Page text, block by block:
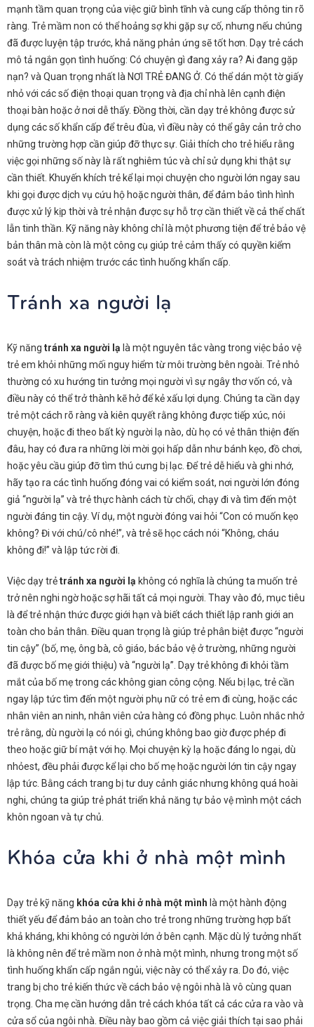
mạnh tầm quan trọng của việc giữ bình tĩnh và cung cấp thông tin rõ
ràng. Trẻ mầm non có thể hoảng sợ khi gặp sự cố, nhưng nếu chúng
đã được luyện tập trước, khả năng phản ứng sẽ tốt hơn. Dạy trẻ cách
mô tả ngắn gọn tình huống: Có chuyện gì đang xảy ra? Ai đang gặp
nạn? và Quan trọng nhất là NƠI TRẺ ĐANG Ở. Có thể dán một tờ giấy
nhỏ với các số điện thoại quan trọng và địa chỉ nhà lên cạnh điện
thoại bàn hoặc ở nơi dễ thấy. Đồng thời, cần dạy trẻ không được sử
dụng các số khẩn cấp để trêu đùa, vì điều này có thể gây cản trở cho
những trường hợp cần giúp đỡ thực sự. Giải thích cho trẻ hiểu rằng
việc gọi những số này là rất nghiêm túc và chỉ sử dụng khi thật sự
cần thiết. Khuyến khích trẻ kể lại mọi chuyện cho người lớn ngay sau
khi gọi được dịch vụ cứu hộ hoặc người thân, để đảm bảo tình hình
được xử lý kịp thời và trẻ nhận được sự hỗ trợ cần thiết về cả thể chất
lẫn tinh thần. Kỹ năng này không chỉ là một phương tiện để trẻ bảo vệ
bản thân mà còn là một công cụ giúp trẻ cảm thấy có quyền kiểm
soát và trách nhiệm trước các tình huống khẩn cấp.
Tránh xa người lạ
Kỹ năng tránh xa người lạ là một nguyên tắc vàng trong việc bảo vệ
trẻ em khỏi những mối nguy hiểm từ môi trường bên ngoài. Trẻ nhỏ
thường có xu hướng tin tưởng mọi người vì sự ngây thơ vốn có, và
điều này có thể trở thành kẽ hở để kẻ xấu lợi dụng. Chúng ta cần dạy
trẻ một cách rõ ràng và kiên quyết rằng không được tiếp xúc, nói
chuyện, hoặc đi theo bất kỳ người lạ nào, dù họ có vẻ thân thiện đến
đâu, hay có đưa ra những lời mời gọi hấp dẫn như bánh kẹo, đồ chơi,
hoặc yêu cầu giúp đỡ tìm thú cưng bị lạc. Để trẻ dễ hiểu và ghi nhớ,
hãy tạo ra các tình huống đóng vai có kiểm soát, nơi người lớn đóng
giả “người lạ” và trẻ thực hành cách từ chối, chạy đi và tìm đến một
người đáng tin cậy. Ví dụ, một người đóng vai hỏi “Con có muốn kẹo
không? Đi với chú/cô nhé!”, và trẻ sẽ học cách nói “Không, cháu
không đi!” và lập tức rời đi.
Việc dạy trẻtránh xa người lạ không có nghĩa là chúng ta muốn trẻ
trở nên nghi ngờ hoặc sợ hãi tất cả mọi người. Thay vào đó, mục tiêu
là để trẻ nhận thức được giới hạn và biết cách thiết lập ranh giới an
toàn cho bản thân. Điều quan trọng là giúp trẻ phân biệt được “người
tin cậy” (bố, mẹ, ông bà, cô giáo, bác bảo vệ ở trường, những người
đã được bố mẹ giới thiệu) và “người lạ”. Dạy trẻ không đi khỏi tầm
mắt của bố mẹ trong các không gian công cộng. Nếu bị lạc, trẻ cần
ngay lập tức tìm đến một người phụ nữ có trẻ em đi cùng, hoặc các
nhân viên an ninh, nhân viên cửa hàng có đồng phục. Luôn nhắc nhở
trẻ rằng, dù người lạ có nói gì, chúng không bao giờ được phép đi
theo hoặc giữ bí mật với họ. Mọi chuyện kỳ lạ hoặc đáng lo ngại, dù
nhỏest, đều phải được kể lại cho bố mẹ hoặc người lớn tin cậy ngay
lập tức. Bằng cách trang bị tư duy cảnh giác nhưng không quá hoài
nghi, chúng ta giúp trẻ phát triển khả năng tự bảo vệ mình một cách
khôn ngoan và tự chủ.
Khóa cửa khi ở nhà một mình
Dạy trẻ kỹ năng khóa cửa khi ở nhà một mình là một hành động
thiết yếu để đảm bảo an toàn cho trẻ trong những trường hợp bất
khả kháng, khi không có người lớn ở bên cạnh. Mặc dù lý tưởng nhất
là không nên để trẻ mầm non ở nhà một mình, nhưng trong một số
tình huống khẩn cấp ngắn ngủi, việc này có thể xảy ra. Do đó, việc
trang bị cho trẻ kiến thức về cách bảo vệ ngôi nhà là vô cùng quan
trọng. Cha mẹ cần hướng dẫn trẻ cách khóa tất cả các cửa ra vào và
cửa sổ của ngôi nhà. Điều này bao gồm cả việc giải thích tại sao phải